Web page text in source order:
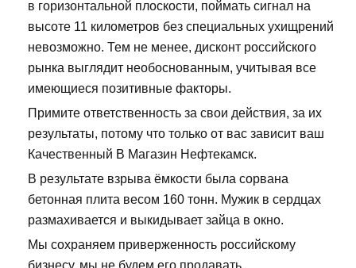
в горизонтальной плоскости, поймать сигнал на
высоте 11 километров без специальных ухищрений
невозможно. Тем не менее, дисконт российского
рынка выглядит необоснованным, учитывая все
имеющиеся позитивные факторы.
Примите ответственность за свои действия, за их
результаты, потому что только от вас зависит ваш
Качественный В Магазин Нефтекамск.
В результате взрыва ёмкости была сорвана
бетонная плита весом 160 тонн. Мужик в сердцах
размахивается и выкидывает зайца в окно.
Мы сохраняем приверженность российскому
бизнесу, мы не будем его продавать.